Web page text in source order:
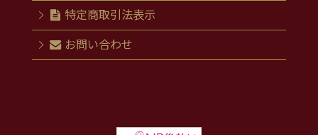
特定商取引法表示
お問い合わせ